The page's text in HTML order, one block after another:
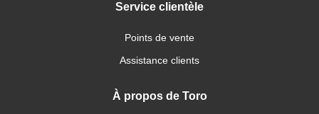
Service clientèle
Points de vente
Assistance clients
À propos de Toro